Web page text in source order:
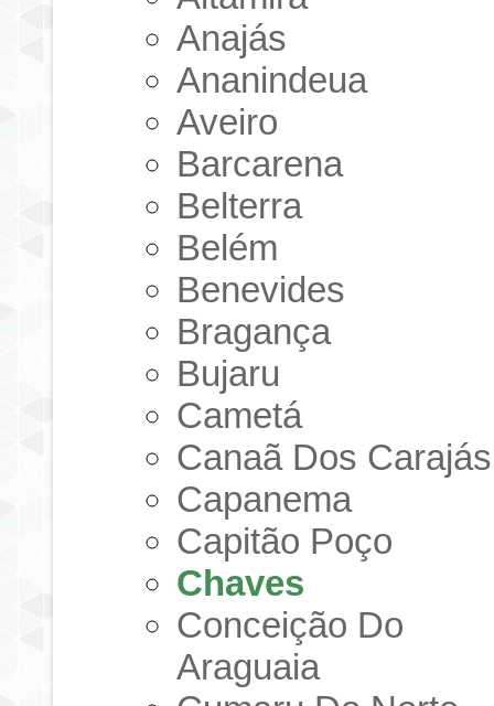
Anajás
Ananindeua
Aveiro
Barcarena
Belterra
Belém
Benevides
Bragança
Bujaru
Cametá
Canaã Dos Carajás
Capanema
Capitão Poço
Chaves
Conceição Do
Araguaia